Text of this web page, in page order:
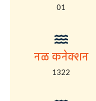
01
नळ कनेक्शन
1322